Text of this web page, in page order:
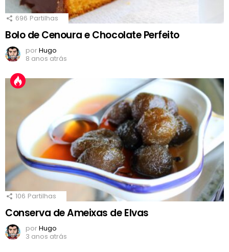
696 Partilhas
Bolo de Cenoura e Chocolate Perfeito
porHugo
8 anos atrás
106 Partilhas
Conserva de Ameixas de Elvas
porHugo
3 anos atrás